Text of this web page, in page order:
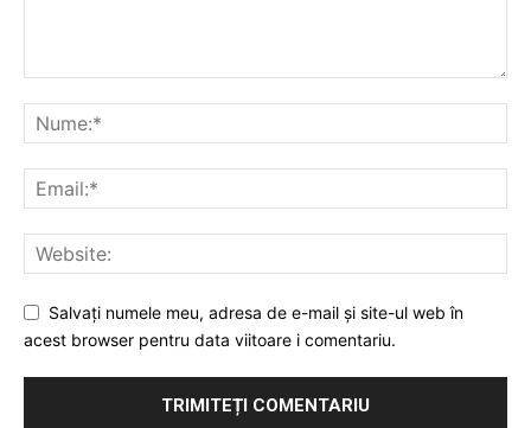
Salvați numele meu, adresa de e-mail și site-ul web în
acest browser pentru data viitoare i comentariu.